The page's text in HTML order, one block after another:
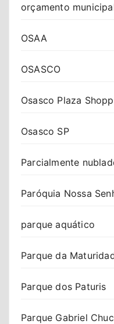
orçamento
OSAA
OSASCO
Osasco Plaza
Osasco SP
Parcialmente
Paróquia Nossa
parque aquático
Parque da
Parque dos Paturis
Parque Gabriel